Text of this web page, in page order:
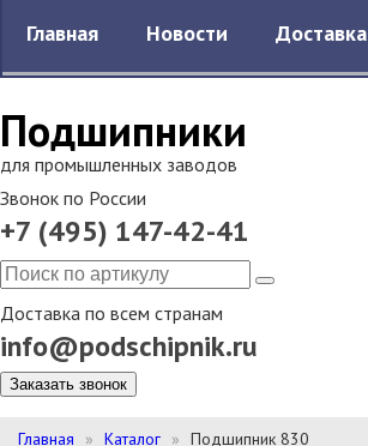
Подшипники
для промышленных заводов
Звонок по России
+7 (495) 147-42-41
Доставка по всем странам
info@podschipnik.ru
Заказать звонок
Главная Новости Доставка
Главная Каталог Подшипник 830